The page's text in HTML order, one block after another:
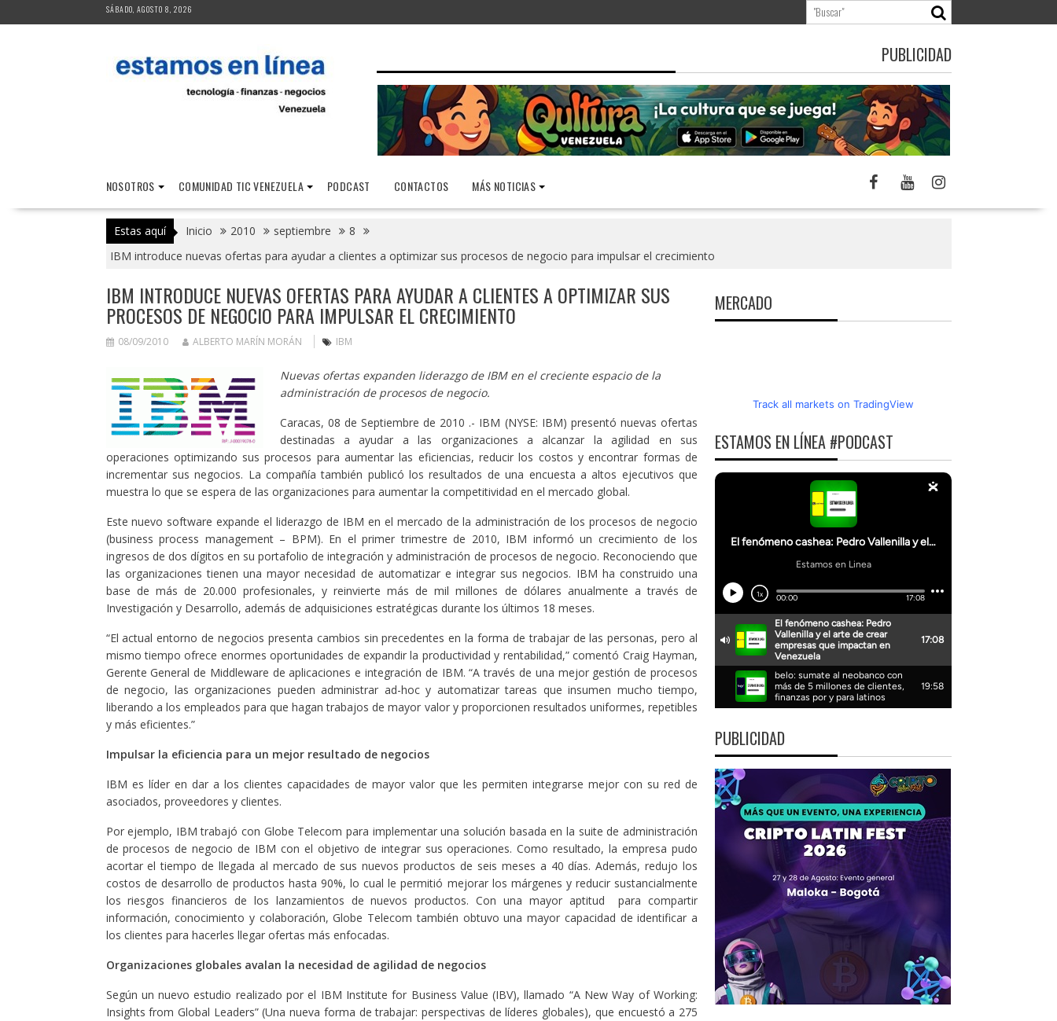
al
SÁBADO, AGOSTO 8, 2026
PUBLICIDAD
NOSOTROS COMUNIDAD TIC VENEZUELA PODCAST CONTACTOS MÁS NOTICIAS
Estas aquí Inicio 2010 septiembre
8
IBM introduce nuevas ofertas para ayudar a clientes a optimizar sus procesos de negocio para impulsar el crecimiento
IBM INTRODUCE NUEVAS OFERTAS PARA AYUDAR A CLIENTES A OPTIMIZAR SUS
PROCESOS DE NEGOCIO PARA IMPULSAR EL CRECIMIENTO
08/09/2010 ALBERTO MARÍN MORÁN IBM
Nuevas ofertas expanden liderazgo de IBM en el creciente espacio de la
administración de procesos de negocio.
Caracas, 08 de Septiembre de 2010 .- IBM (NYSE: IBM) presentó nuevas ofertas
destinadas a ayudar a las organizaciones a alcanzar la agilidad en sus
operaciones optimizando sus procesos para aumentar las eficiencias, reducir los costos y encontrar formas de
incrementar sus negocios. La compañía también publicó los resultados de una encuesta a altos ejecutivos que
muestra lo que se espera de las organizaciones para aumentar la competitividad en el mercado global.
Este nuevo software expande el liderazgo de IBM en el mercado de la administración de los procesos de negocio
(business process management – BPM). En el primer trimestre de 2010, IBM informó un crecimiento de los
ingresos de dos dígitos en su portafolio de integración y administración de procesos de negocio. Reconociendo que
las organizaciones tienen una mayor necesidad de automatizar e integrar sus negocios. IBM ha construido una
base de más de 20.000 profesionales, y reinvierte más de mil millones de dólares anualmente a través de
Investigación y Desarrollo, además de adquisiciones estratégicas durante los últimos 18 meses.
“El actual entorno de negocios presenta cambios sin precedentes en la forma de trabajar de las personas, pero al
mismo tiempo ofrece enormes oportunidades de expandir la productividad y rentabilidad,” comentó Craig Hayman,
Gerente General de Middleware de aplicaciones e integración de IBM. “A través de una mejor gestión de procesos
de negocio, las organizaciones pueden administrar ad-hoc y automatizar tareas que insumen mucho tiempo,
liberando a los empleados para que hagan trabajos de mayor valor y proporcionen resultados uniformes, repetibles
y más eficientes.”
Impulsar la eficiencia para un mejor resultado de negocios
IBM es líder en dar a los clientes capacidades de mayor valor que les permiten integrarse mejor con su red de
asociados, proveedores y clientes.
Por ejemplo, IBM trabajó con Globe Telecom para implementar una solución basada en la suite de administración
de procesos de negocio de IBM con el objetivo de integrar sus operaciones. Como resultado, la empresa pudo
acortar el tiempo de llegada al mercado de sus nuevos productos de seis meses a 40 días. Además, redujo los
costos de desarrollo de productos hasta 90%, lo cual le permitió mejorar los márgenes y reducir sustancialmente
los riesgos financieros de los lanzamientos de nuevos productos. Con una mayor aptitud para compartir
información, conocimiento y colaboración, Globe Telecom también obtuvo una mayor capacidad de identificar a
los clientes para hacerles llegar ofertas más enfocadas.
Organizaciones globales avalan la necesidad de agilidad de negocios
Según un nuevo estudio realizado por el IBM Institute for Business Value (IBV), llamado “A New Way of Working:
Insights from Global Leaders” (Una nueva forma de trabajar: perspectivas de líderes globales), que encuestó a 275
MERCADO
Track all markets on TradingView
ESTAMOS EN LÍNEA #PODCAST
PUBLICIDAD